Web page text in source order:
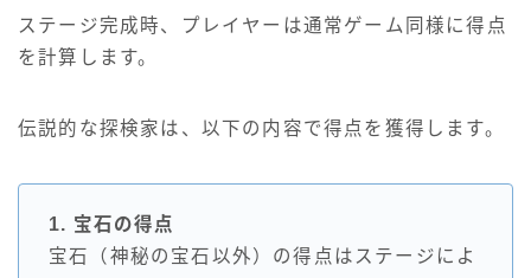
ステージ完成時、プレイヤーは通常ゲーム同様に得点
を計算します。
伝説的な探検家は、以下の内容で得点を獲得します。
1. 宝石の得点
宝石（神秘の宝石以外）の得点はステージによ